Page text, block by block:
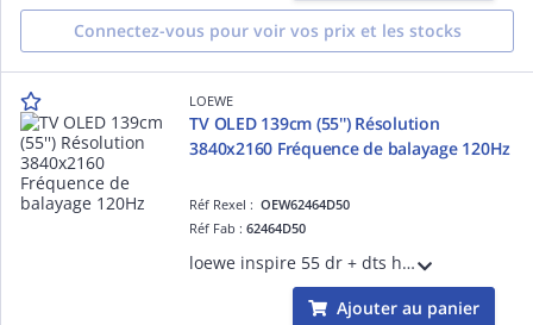
Connectez-vous pour voir vos prix et les stocks
LOEWE
TV OLED 139cm (55'') Résolution
3840x2160 Fréquence de balayage 120Hz
Réf Rexel :OEW62464D50
Réf Fab :62464D50
loewe inspire 55 dr + dts hd, dts x, dolby vision, dolby atmos, computerbild, hifi.de 9.3, satvision, connect, audiovision
Ajouter au panier